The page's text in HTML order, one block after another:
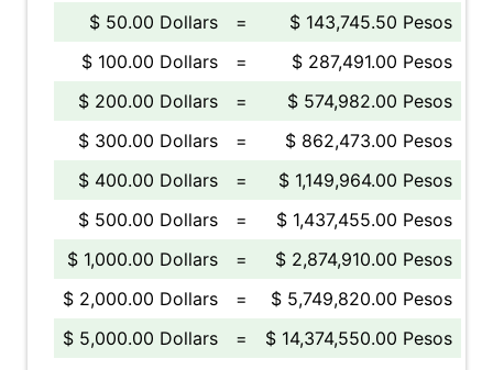
$ 50.00 Dollars
=
$ 143,745.50 Pesos
$ 100.00 Dollars
=
$ 287,491.00 Pesos
$ 200.00 Dollars
=
$ 574,982.00 Pesos
$ 300.00 Dollars
=
$ 862,473.00 Pesos
$ 400.00 Dollars
=
$ 1,149,964.00 Pesos
$ 500.00 Dollars
=
$ 1,437,455.00 Pesos
$ 1,000.00 Dollars
=
$ 2,874,910.00 Pesos
$ 2,000.00 Dollars
=
$ 5,749,820.00 Pesos
$ 5,000.00 Dollars
= $ 14,374,550.00 Pesos